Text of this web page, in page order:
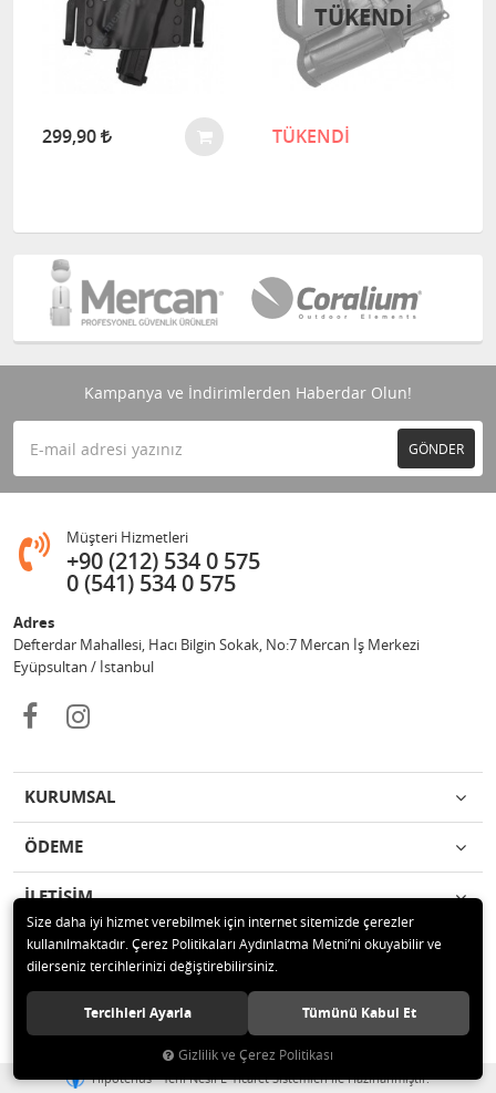
299,90 TÜKENDİ
TÜKENDI
Kampanya ve İndirimlerden Haberdar Olun!
GÖNDER
Müşteri Hizmetleri
+90 (212) 534 0 575
0 (541) 534 0 575
Adres
Defterdar Mahallesi, Hacı Bilgin Sokak, No:7 Mercan İş Merkezi
Eyüpsultan / İstanbul
KURUMSAL
ÖDEME
İLETİŞİM
© 2018 MERCAN PROFESYONEL GÜVENLİK ÜRÜNLERİ Tüm hakları
saklıdır.
Hipotenüs Yeni Nesil E-Ticaret Sistemleri ile Hazırlanmıştır.
Size daha iyi hizmet verebilmek için internet sitemizde çerezler
kullanılmaktadır. Çerez Politikaları Aydınlatma Metni’ni okuyabilir ve
dilerseniz tercihlerinizi değiştirebilirsiniz.
Tercihleri Ayarla Tümünü Kabul Et
Gizlilik ve Çerez Politikası